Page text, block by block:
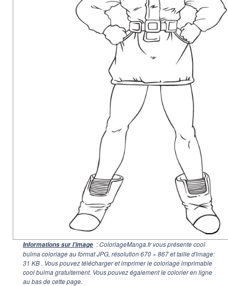
Informations sur l'image : ColoriageManga.fr vous présente cool
bulma coloriage au format JPG, résolution670 × 867et taille d'image:
31 KB . Vous pouvez télécharger et imprimer le coloriage imprimable
cool bulma gratuitement. Vous pouvez également le colorier en ligne
au bas de cette page.